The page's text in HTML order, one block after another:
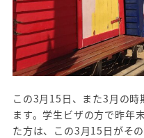
この3月15日、また3月の
ます。学生ビザの方で昨年
た方は、この3月15日がそ